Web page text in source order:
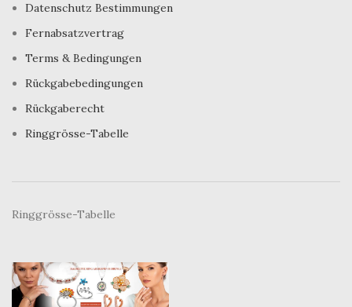
Datenschutz Bestimmungen
Fernabsatzvertrag
Terms & Bedingungen
Rückgabebedingungen
Rückgaberecht
Ringgrösse-Tabelle
Ringgrösse-Tabelle